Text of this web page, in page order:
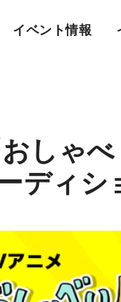
イベント情報
しゃ
ディシ